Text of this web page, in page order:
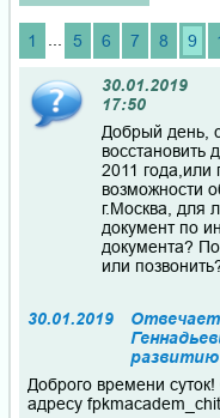
1 5 6 7 8 9
30.01.2019
17:50
Добрый день,
восстановить
2011 года,или
возможности
г.Москва, для
документ по
документа?
или
30.01.2019
развитию
Доброго времени
адресу